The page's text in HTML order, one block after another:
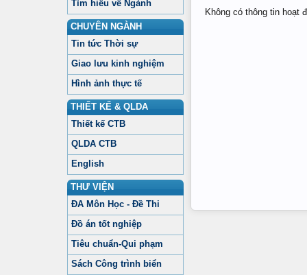
Tìm hiểu về Ngành
CHUYÊN NGÀNH
Tin tức Thời sự
Giao lưu kinh nghiệm
Hình ảnh thực tế
THIẾT KẾ & QLDA
Thiết kế CTB
QLDA CTB
English
THƯ VIỆN
ĐA Môn Học - Đề Thi
Đồ án tốt nghiệp
Tiêu chuẩn-Qui phạm
Sách Công trình biển
Không có thông tin hoạt